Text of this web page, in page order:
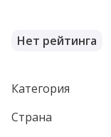
Нет рейтинга
Категория
Страна